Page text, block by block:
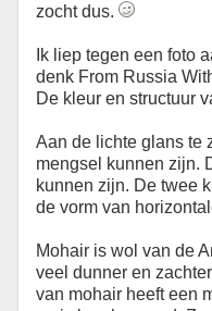
zocht dus.
Ik liep tegen een foto
denk From Russia
De kleur en structuur
Aan de lichte glans te
mengsel kunnen zijn.
kunnen zijn. De twee
de vorm van
Mohair is wol van de
veel dunner en
van mohair heeft een